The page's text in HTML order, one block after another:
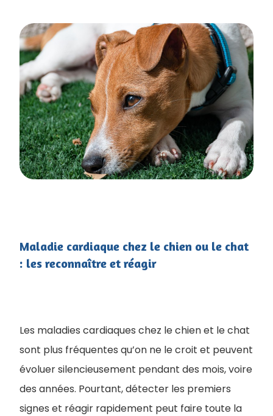
Maladie cardiaque chez le chien ou le chat
: les reconnaître et réagir
Les maladies cardiaques chez le chien et le chat
sont plus fréquentes qu’on ne le croit et peuvent
évoluer silencieusement pendant des mois, voire
des années. Pourtant, détecter les premiers
signes et réagir rapidement peut faire toute la